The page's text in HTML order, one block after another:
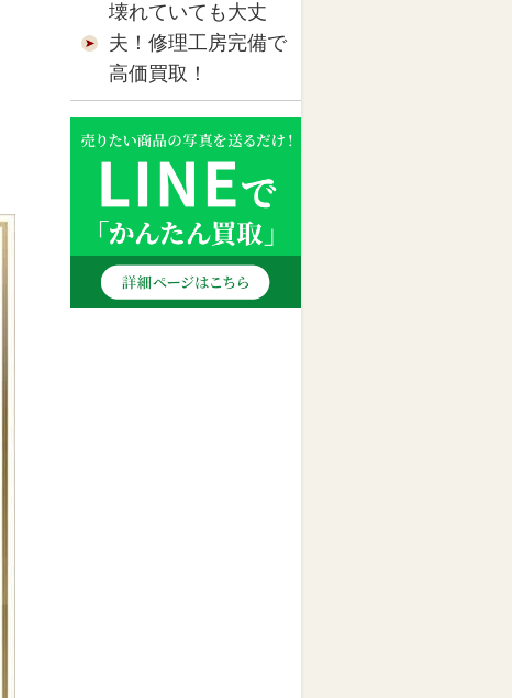
壊れていても大丈
夫！修理工房完備で
高価買取！